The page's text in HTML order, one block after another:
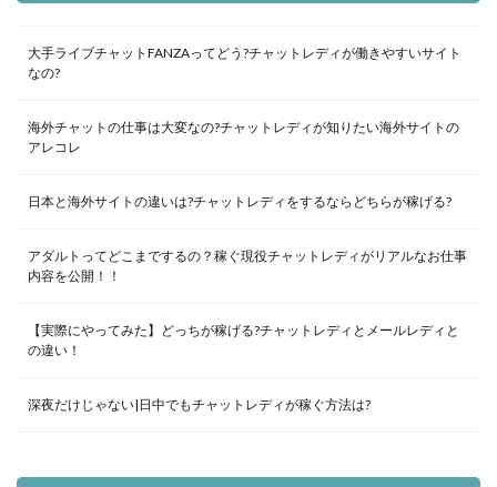
大手ライブチャットFANZAってどう?チャットレディが働きやすいサイト
なの?
海外チャットの仕事は大変なの?チャットレディが知りたい海外サイトの
アレコレ
日本と海外サイトの違いは?チャットレディをするならどちらが稼げる?
アダルトってどこまでするの？稼ぐ現役チャットレディがリアルなお仕事
内容を公開！！
【実際にやってみた】どっちが稼げる?チャットレディとメールレディと
の違い！
深夜だけじゃない|日中でもチャットレディが稼ぐ方法は?